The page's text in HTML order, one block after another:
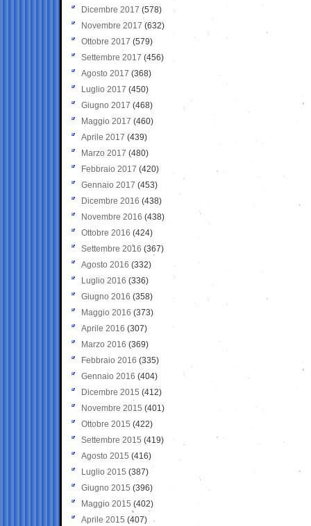
Dicembre 2017 (578)
Novembre 2017 (632)
Ottobre 2017 (579)
Settembre 2017 (456)
Agosto 2017 (368)
Luglio 2017 (450)
Giugno 2017 (468)
Maggio 2017 (460)
Aprile 2017 (439)
Marzo 2017 (480)
Febbraio 2017 (420)
Gennaio 2017 (453)
Dicembre 2016 (438)
Novembre 2016 (438)
Ottobre 2016 (424)
Settembre 2016 (367)
Agosto 2016 (332)
Luglio 2016 (336)
Giugno 2016 (358)
Maggio 2016 (373)
Aprile 2016 (307)
Marzo 2016 (369)
Febbraio 2016 (335)
Gennaio 2016 (404)
Dicembre 2015 (412)
Novembre 2015 (401)
Ottobre 2015 (422)
Settembre 2015 (419)
Agosto 2015 (416)
Luglio 2015 (387)
Giugno 2015 (396)
Maggio 2015 (402)
Aprile 2015 (407)